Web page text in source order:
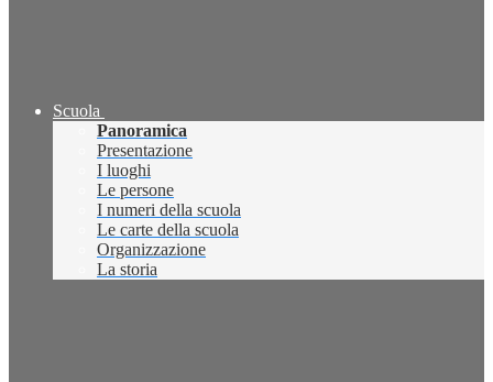
Scuola
Panoramica
Presentazione
I luoghi
Le persone
I numeri della scuola
Le carte della scuola
Organizzazione
La storia